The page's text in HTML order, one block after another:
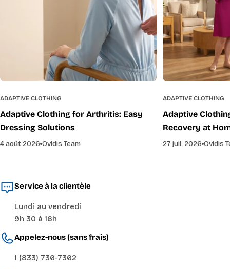
ADAPTIVE CLOTHING
Adaptive Clothing for Arthritis: Easy
Dressing Solutions
4 août 2026 Ovidis Team
ADAPTIVE CLOTHING
Adaptive
Recovery at
27 juil. 2026 Ovidis
Service à la clientèle
Lundi au vendredi
9h 30 à 16h
Appelez-nous (sans frais)
1 (833) 736-7362